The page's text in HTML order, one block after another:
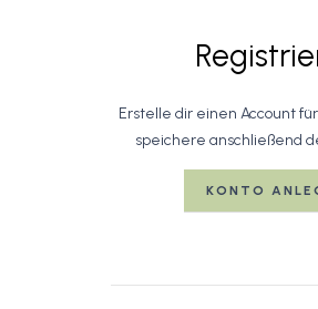
Erstelle dir einen Account
speichere anschließend
KONTO